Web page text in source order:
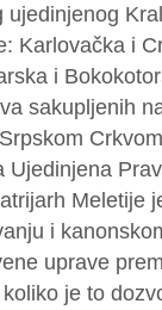
Karlovačka i
i
sakupljenih
Ujedinjena
Meletije
i
uprave
je to